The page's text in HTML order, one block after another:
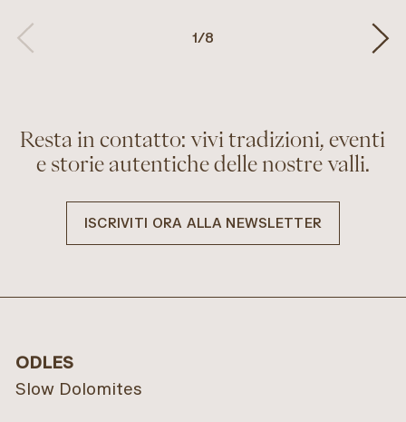
1/8
Resta in contatto: vivi tradizioni, eventi
e storie autentiche delle nostre valli.
ISCRIVITI ORA ALLA NEWSLETTER
ODLES
Slow Dolomites